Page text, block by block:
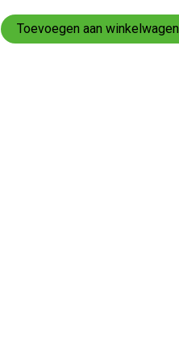
uit
5
Toevoegen aan winkelwagen